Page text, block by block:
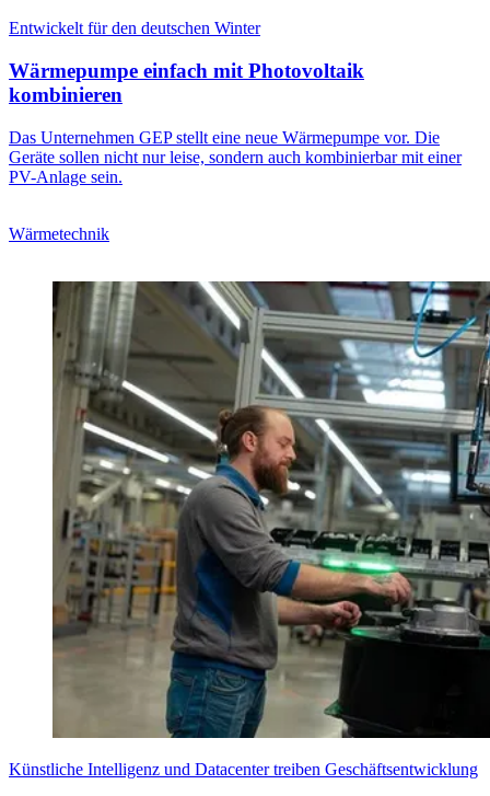
Entwickelt für den deutschen Winter
Wärmepumpe einfach mit Photovoltaik
kombinieren
Das Unternehmen GEP stellt eine neue Wärmepumpe vor. Die
Geräte sollen nicht nur leise, sondern auch kombinierbar mit einer
PV-Anlage sein.
Wärmetechnik
Künstliche Intelligenz und Datacenter treiben Geschäftsentwicklung